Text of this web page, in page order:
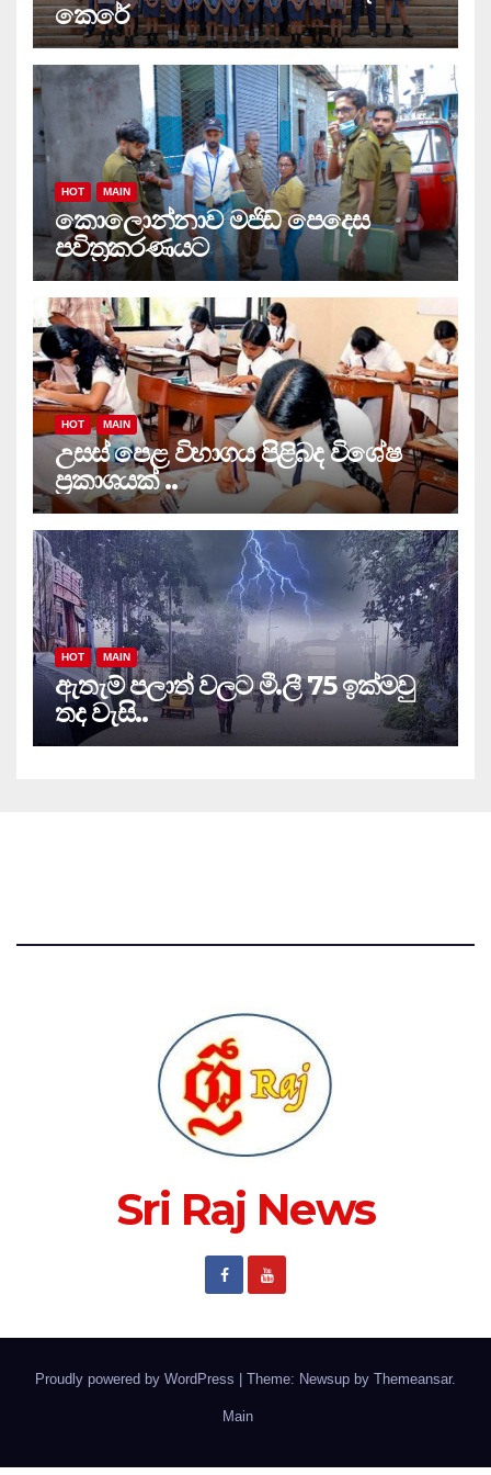
කෙරේ
HOT MAIN
කොලොන්නාව මජිඩ් පෙදෙස
පවිත්‍රකරණයට
HOT MAIN
උසස් පෙළ විභාගය පිළිබද විශේෂ
ප්‍රකාශයක් ..
HOT MAIN
ඇතැම් පලාත් වලට මී.ලී 75 ඉක්මවු
තද වැසි..
Sri Raj News
Proudly powered by WordPress | Theme: Newsup by Themeansar.
Main